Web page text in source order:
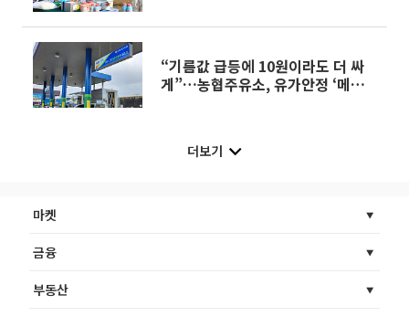
“기름값 급등에 10원이라도 더 싸
게”…농협주유소, 유가안정 ‘메기’
더보기
마켓
금융
부동산